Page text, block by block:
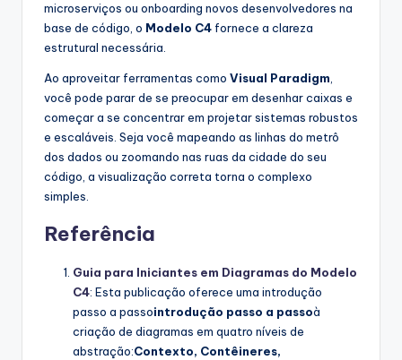
microserviços ou onboarding novos desenvolvedores na
base de código, o Modelo C4 fornece a clareza
estrutural necessária.
Ao aproveitar ferramentas como Visual Paradigm,
você pode parar de se preocupar em desenhar caixas e
começar a se concentrar em projetar sistemas robustos
e escaláveis. Seja você mapeando as linhas do metrô
dos dados ou zoomando nas ruas da cidade do seu
código, a visualização correta torna o complexo
simples.
Referência
Guia para Iniciantes em Diagramas do Modelo
C4: Esta publicação oferece uma introdução
passo a passointrodução passo a passoà
criação de diagramas em quatro níveis de
abstração:Contexto, Contêineres,